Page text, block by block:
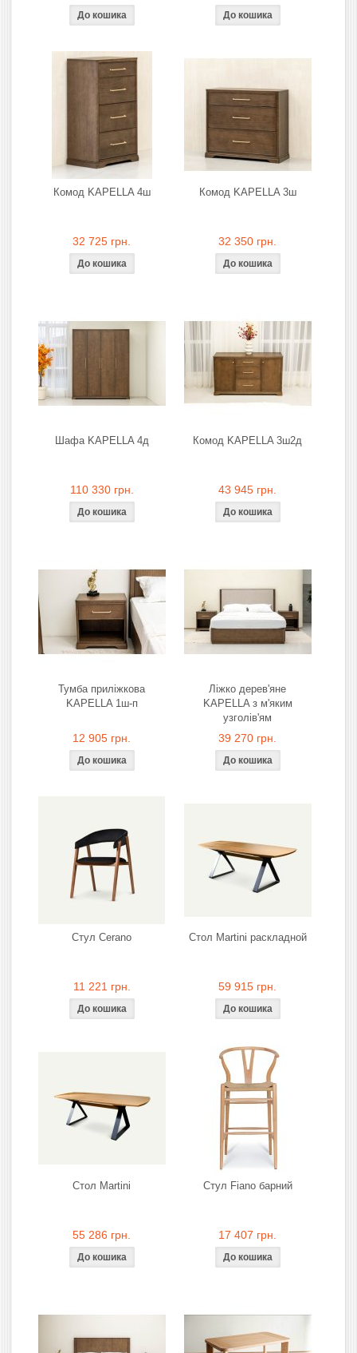
Комод KAPELLA 4ш
32 725 грн.
Комод KAPELLA 3ш
32 350 грн.
Шафа KAPELLA 4д
110 330 грн.
Комод KAPELLA 3ш2д
43 945 грн.
Тумба приліжкова
KAPELLA 1ш-п
12 905 грн.
Ліжко дерев'яне
KAPELLA з м'яким
узголів'ям
39 270 грн.
Стул Cerano
11 221 грн.
Стол Martini раскладной
59 915 грн.
Стол Martini
55 286 грн.
Стул Fiano барний
17 407 грн.